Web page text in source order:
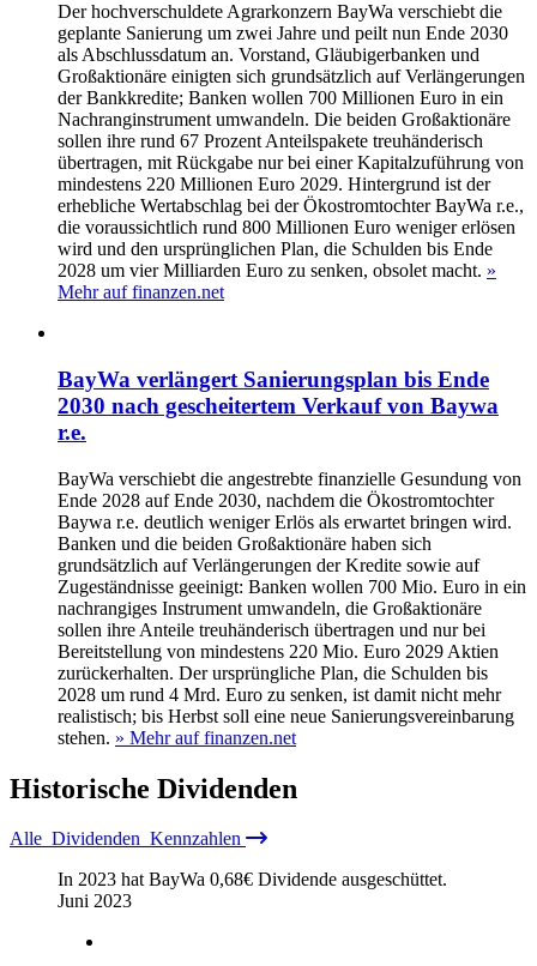
Der hochverschuldete Agrarkonzern BayWa verschiebt die
geplante Sanierung um zwei Jahre und peilt nun Ende 2030
als Abschlussdatum an. Vorstand, Gläubigerbanken und
Großaktionäre einigten sich grundsätz­lich auf Verlängerungen
der Bankkredite; Banken wollen 700 Millionen Euro in ein
Nachranginstrument umwandeln. Die beiden Großaktionäre
sollen ihre rund 67 Prozent Anteils­pakete treuhänderisch
übertragen, mit Rückgabe nur bei einer Kapitalzuführung von
mindestens 220 Millionen Euro 2029. Hintergrund ist der
erhebliche Wertabschlag bei der Ökostromtochter BayWa r.e.,
die voraussichtlich rund 800 Millionen Euro weniger erlösen
wird und den ursprünglichen Plan, die Schulden bis Ende
2028 um vier Milliarden Euro zu senken, obsolet macht. »
Mehr auf finanzen.net
BayWa verlängert Sanierungsplan bis Ende
2030 nach gescheitertem Verkauf von Baywa
r.e.
BayWa verschiebt die angestrebte finanzielle Gesundung von
Ende 2028 auf Ende 2030, nachdem die Ökostromtochter
Baywa r.e. deutlich weniger Erlös als erwartet bringen wird.
Banken und die beiden Großaktionäre haben sich
grundsätzlich auf Verlängerungen der Kredite sowie auf
Zugeständnisse geeinigt: Banken wollen 700 Mio. Euro in ein
nachrangiges Instrument umwandeln, die Großaktionäre
sollen ihre Anteile treuhänderisch übertragen und nur bei
Bereitstellung von mindestens 220 Mio. Euro 2029 Aktien
zurückerhalten. Der ursprüngliche Plan, die Schulden bis
2028 um rund 4 Mrd. Euro zu senken, ist damit nicht mehr
realistisch; bis Herbst soll eine neue Sanierungsvereinbarung
stehen. » Mehr auf finanzen.net
Historische Dividenden
Alle Dividenden Kennzahlen
In 2023 hat BayWa 0,68€ Dividende ausgeschüttet.
Juni 2023